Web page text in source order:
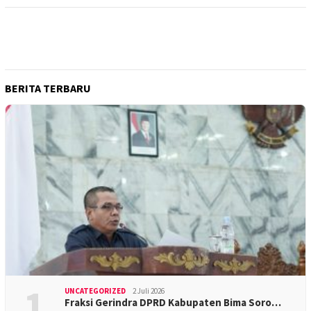
BERITA TERBARU
UNCATEGORIZED 2 Juli 2026
Fraksi Gerindra DPRD Kabupaten Bima Soro…